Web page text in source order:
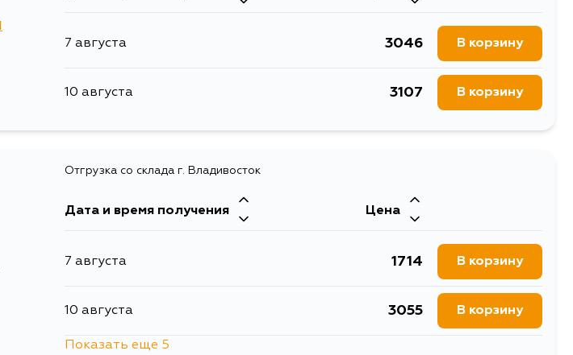
7 августа 3046 В корзину
10 августа 3107 В корзину
Отгрузка со склада г. Владивосток
Дата и время получения Цена
7 августа 1714 В корзину
10 августа 3055 В корзину
Показать еще 5